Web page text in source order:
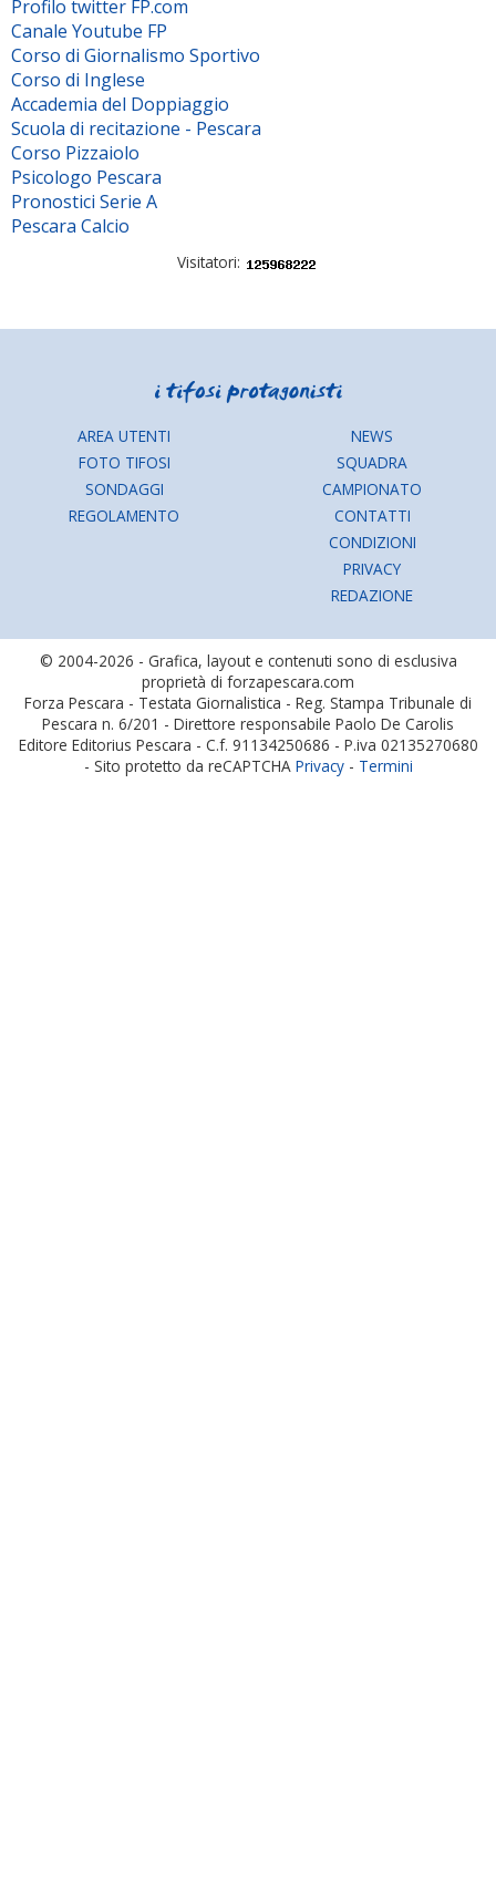
Profilo twitter FP.com
Canale Youtube FP
Corso di Giornalismo Sportivo
Corso di Inglese
Accademia del Doppiaggio
Scuola di recitazione - Pescara
Corso Pizzaiolo
Psicologo Pescara
Pronostici Serie A
Pescara Calcio
Visitatori:
AREA UTENTI
FOTO TIFOSI
SONDAGGI
REGOLAMENTO
NEWS
SQUADRA
CAMPIONATO
CONTATTI
CONDIZIONI
PRIVACY
REDAZIONE
© 2004-2026 - Grafica, layout e contenuti sono di esclusiva
proprietà di forzapescara.com
Forza Pescara - Testata Giornalistica - Reg. Stampa Tribunale di
Pescara n. 6/201 - Direttore responsabile Paolo De Carolis
Editore Editorius Pescara - C.f. 91134250686 - P.iva 02135270680
- Sito protetto da reCAPTCHA Privacy- Termini